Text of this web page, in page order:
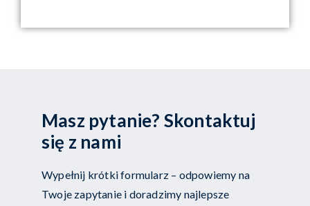
Masz pytanie? Skontaktuj
się z nami
Wypełnij krótki formularz – odpowiemy na
Twoje zapytanie i doradzimy najlepsze